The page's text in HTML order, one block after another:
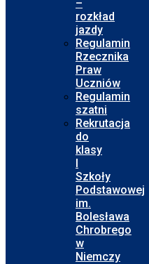
–
rozkład
jazdy
Regulamin
Rzecznika
Praw
Uczniów
Regulamin
szatni
Rekrutacja
do
klasy
I
Szkoły
Podstawowej
im.
Bolesława
Chrobrego
w
Niemczy